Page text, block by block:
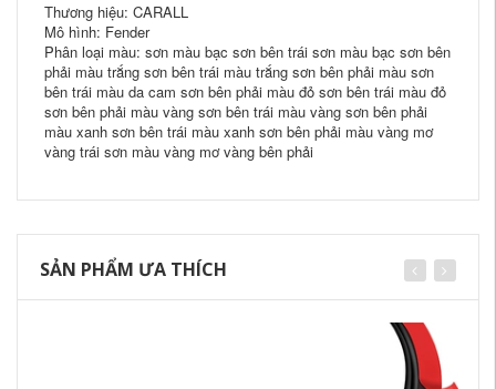
Thương hiệu: CARALL
Mô hình: Fender
Phân loại màu: sơn màu bạc sơn bên trái sơn màu bạc sơn bên
phải màu trắng sơn bên trái màu trắng sơn bên phải màu sơn
bên trái màu da cam sơn bên phải màu đỏ sơn bên trái màu đỏ
sơn bên phải màu vàng sơn bên trái màu vàng sơn bên phải
màu xanh sơn bên trái màu xanh sơn bên phải màu vàng mơ
vàng trái sơn màu vàng mơ vàng bên phải
SẢN PHẨM ƯA THÍCH